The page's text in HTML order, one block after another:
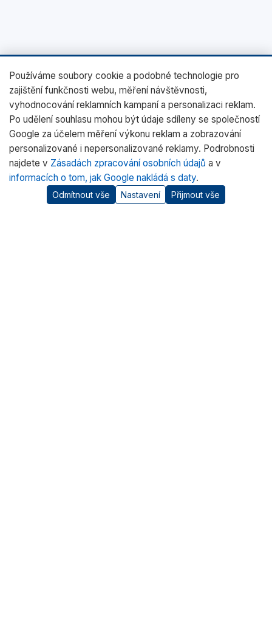
Používáme soubory cookie a podobné technologie pro
zajištění funkčnosti webu, měření návštěvnosti,
vyhodnocování reklamních kampaní a personalizaci reklam.
Po udělení souhlasu mohou být údaje sdíleny se společností
Google za účelem měření výkonu reklam a zobrazování
personalizované i nepersonalizované reklamy. Podrobnosti
najdete v Zásadách zpracování osobních údajů a v
informacích o tom, jak Google nakládá s daty.
Odmítnout vše Nastavení Přijmout vše